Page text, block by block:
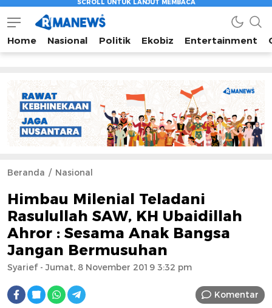
Home Nasional Politik Ekobiz Entertainment
Beranda Nasional
Himbau Milenial Teladani
Rasulullah SAW, KH Ubaidillah
Ahror : Sesama Anak Bangsa
Jangan Bermusuhan
Syarief- Jumat, 8 November 2019 3:32 pm
Komentar